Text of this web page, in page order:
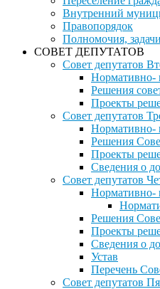
Внутренний
Правопорядок
Полномочия,
СОВЕТ ДЕПУТАТОВ
Совет депутатов
Нормативно-
Решения
Проекты
Совет депутатов
Нормативно-
Решения
Проекты
Сведения о
Совет депутатов
Нормативно-
Решения
Проекты
Сведения о
Устав
Перечень
Совет депутатов